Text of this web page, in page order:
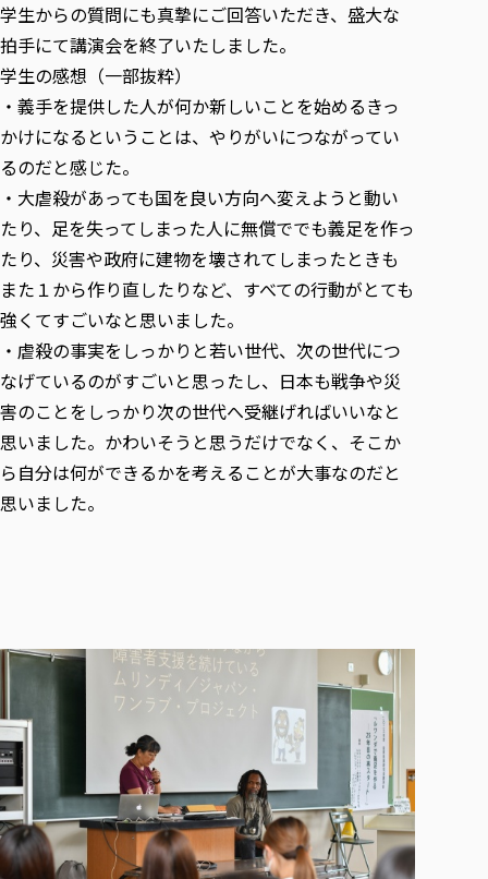
学生からの質問にも真摯にご回答いただき、盛大な
拍手にて講演会を終了いたしました。
学生の感想（一部抜粋）
・義手を提供した人が何か新しいことを始めるきっ
かけになるということは、やりがいにつながってい
るのだと感じた。
・大虐殺があっても国を良い方向へ変えようと動い
たり、足を失ってしまった人に無償ででも義足を作っ
たり、災害や政府に建物を壊されてしまったときも
また１から作り直したりなど、すべての行動がとても
強くてすごいなと思いました。
・虐殺の事実をしっかりと若い世代、次の世代につ
なげているのがすごいと思ったし、日本も戦争や災
害のことをしっかり次の世代へ受継げればいいなと
思いました。かわいそうと思うだけでなく、そこか
ら自分は何ができるかを考えることが大事なのだと
思いました。